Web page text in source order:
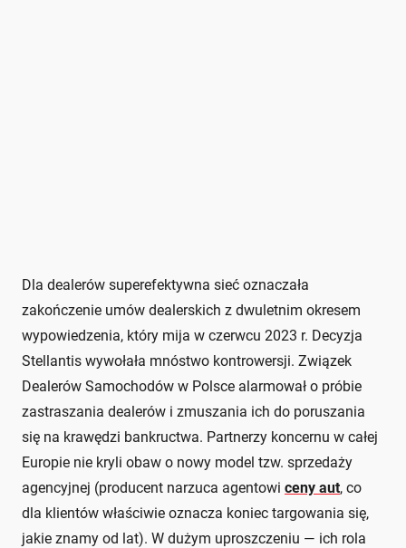
Dla dealerów superefektywna sieć oznaczała
zakończenie umów dealerskich z dwuletnim okresem
wypowiedzenia, który mija w czerwcu 2023 r. Decyzja
Stellantis wywołała mnóstwo kontrowersji. Związek
Dealerów Samochodów w Polsce alarmował o próbie
zastraszania dealerów i zmuszania ich do poruszania
się na krawędzi bankructwa. Partnerzy koncernu w całej
Europie nie kryli obaw o nowy model tzw. sprzedaży
agencyjnej (producent narzuca agentowi ceny aut, co
dla klientów właściwie oznacza koniec targowania się,
jakie znamy od lat). W dużym uproszczeniu — ich rola